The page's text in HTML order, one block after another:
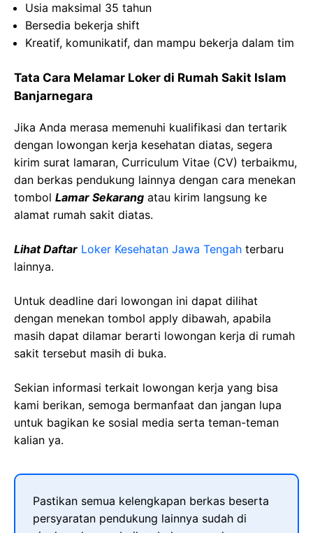
Usia maksimal 35 tahun
Bersedia bekerja shift
Kreatif, komunikatif, dan mampu bekerja dalam tim
Tata Cara Melamar Loker di Rumah Sakit Islam
Banjarnegara
Jika Anda merasa memenuhi kualifikasi dan tertarik
dengan lowongan kerja kesehatan diatas, segera
kirim surat lamaran, Curriculum Vitae (CV) terbaikmu,
dan berkas pendukung lainnya dengan cara menekan
tombol Lamar Sekarang atau kirim langsung ke
alamat rumah sakit diatas.
Lihat Daftar Loker Kesehatan Jawa Tengah terbaru
lainnya.
Untuk deadline dari lowongan ini dapat dilihat
dengan menekan tombol apply dibawah, apabila
masih dapat dilamar berarti lowongan kerja di rumah
sakit tersebut masih di buka.
Sekian informasi terkait lowongan kerja yang bisa
kami berikan, semoga bermanfaat dan jangan lupa
untuk bagikan ke sosial media serta teman-teman
kalian ya.
Pastikan semua kelengkapan berkas beserta
persyaratan pendukung lainnya sudah di